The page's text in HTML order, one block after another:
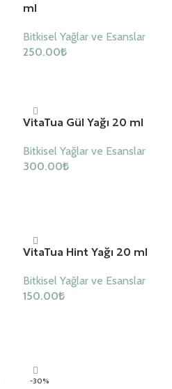
ml
Bitkisel Yağlar ve Esanslar
250.00₺
VitaTua Gül Yağı 20 ml
Bitkisel Yağlar ve Esanslar
300.00₺
VitaTua Hint Yağı 20 ml
Bitkisel Yağlar ve Esanslar
150.00₺
-30%